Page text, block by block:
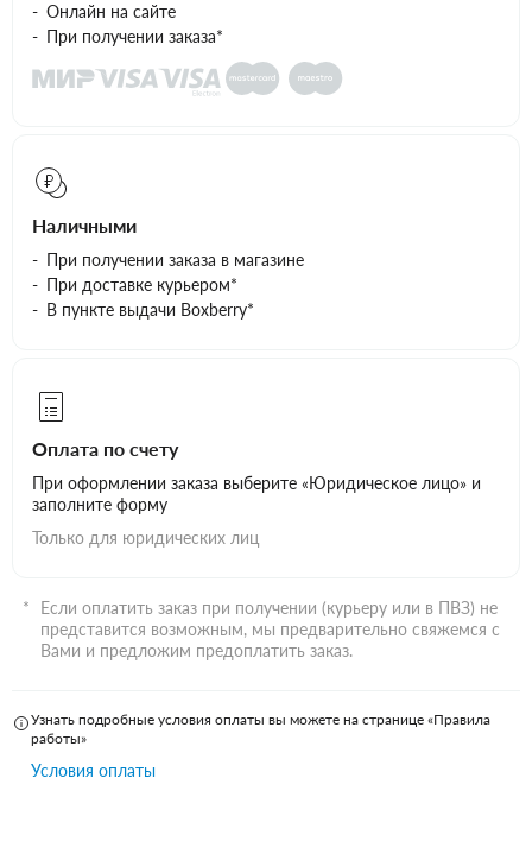
Онлайн на сайте
При получении заказа*
Наличными
При получении заказа в магазине
При доставке курьером*
В пункте выдачи Boxberry*
Оплата по счету
При оформлении заказа выберите «Юридическое лицо» и
заполните форму
Только для юридических лиц
Если оплатить заказ при получении (курьеру или в ПВЗ) не
представится возможным, мы предварительно свяжемся с
Вами и предложим предоплатить заказ.
Узнать подробные условия оплаты вы можете на странице «Правила
работы»
Условия оплаты